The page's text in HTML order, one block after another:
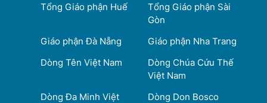
Tổng Giáo phận Huế
Tổng Giáo phận Sài
Gòn
Giáo phận Đà Nẵng
Giáo phận Nha Trang
Dòng Tên Việt Nam
Dòng Chúa Cứu Thế
Việt Nam
Dòng Đa Minh Việt
Dòng Don Bosco